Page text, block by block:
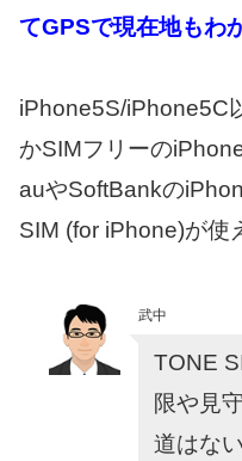
てGPSで現在地もわ
iPhone5S/iPhone5C
かSIMフリーの
auやSoftBankの
SIM (for iPhone)が使
武中
TONE
限や見
道はな